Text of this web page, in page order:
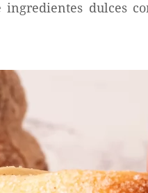
dulces